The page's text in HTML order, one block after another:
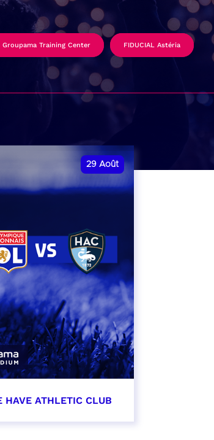
Groupama Training Center FIDUCIAL Astéria
29 Août
HAVE ATHLETIC CLUB